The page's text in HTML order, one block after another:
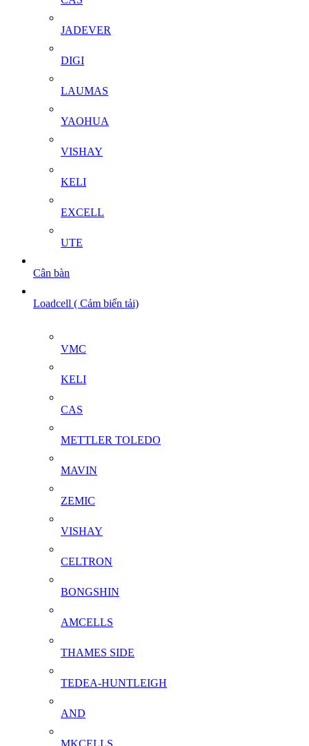
JADEVER
DIGI
LAUMAS
YAOHUA
VISHAY
KELI
EXCELL
UTE
Cân bàn
Loadcell ( Cảm biến tải)
VMC
KELI
CAS
METTLER TOLEDO
MAVIN
ZEMIC
VISHAY
CELTRON
BONGSHIN
AMCELLS
THAMES SIDE
TEDEA-HUNTLEIGH
AND